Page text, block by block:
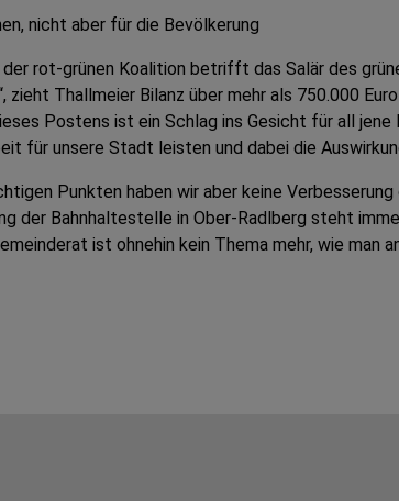
nicht aber für die Bevölkerung
der rot-grünen Koalition betrifft das Salär des
zieht Thallmeier Bilanz über mehr als 750.000
Postens ist ein Schlag ins Gesicht für all
für unsere Stadt leisten und dabei die
Punkten haben wir aber keine
der Bahnhaltestelle in Ober-Radlberg steht
ist ohnehin kein Thema mehr, wie man